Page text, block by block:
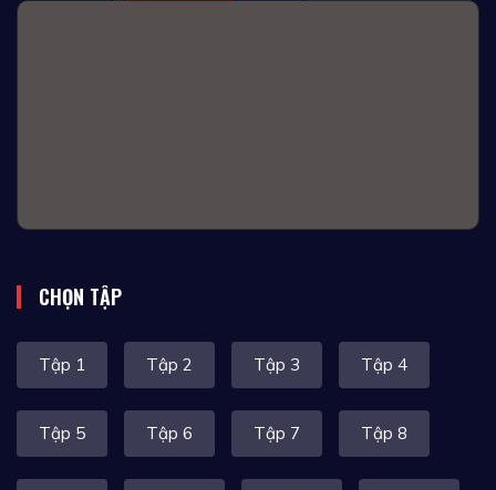
CHỌN TẬP
Tập 1 Tập 2 Tập 3 Tập 4
Tập 5 Tập 6 Tập 7 Tập 8